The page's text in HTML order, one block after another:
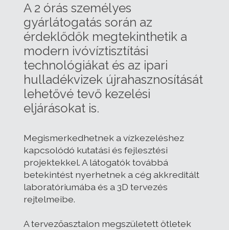
A 2 órás személyes
gyárlátogatás során az
érdeklődők megtekinthetik a
modern ivóvíztisztítási
technológiákat és az ipari
hulladékvizek újrahasznosítását
lehetővé tevő kezelési
eljárásokat is.
Megismerkedhetnek a vízkezeléshez
kapcsolódó kutatási és fejlesztési
projektekkel. A látogatók továbbá
betekintést nyerhetnek a cég akkreditált
laboratóriumába és a 3D tervezés
rejtelmeibe.
A tervezőasztalon megszületett ötletek